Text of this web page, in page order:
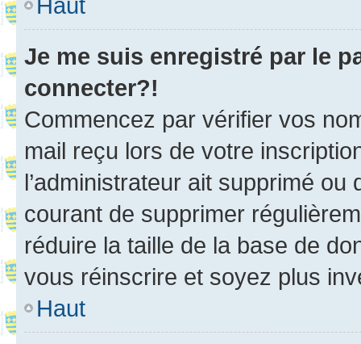
Je me suis enregistré par le
connecter?!
Commencez par vérifier vos
mail reçu lors de votre
l’administrateur ait supprimé
courant de supprimer
réduire la taille de la base de
vous réinscrire et soyez plus
Haut